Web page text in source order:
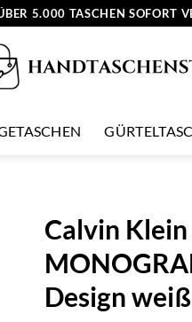
5.000 TASCHEN SOFORT
Calvin
Design weiß